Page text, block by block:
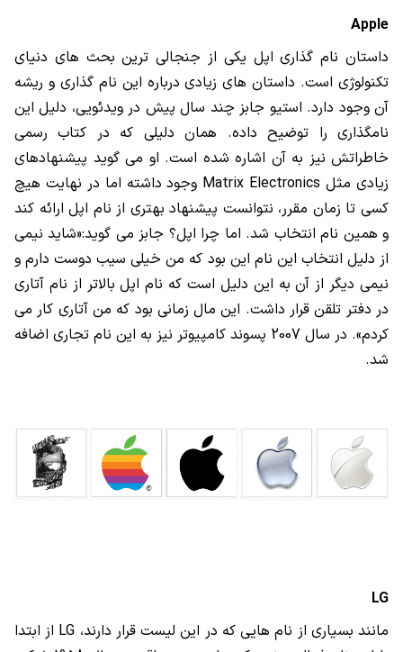
Apple
داستان نام گذاری اپل یکی از جنجالی ترین بحث های دنیای
تکنولوژی است. داستان های زیادی درباره این نام گذاری و ریشه
آن وجود دارد. استیو جابز چند سال پیش در ویدئویی، دلیل این
نامگذاری را توضیح داده. همان دلیلی که در کتاب رسمی
خاطراتش نیز به آن اشاره شده است. او می گوید پیشنهادهای
زیادی مثل Matrix Electronics وجود داشته اما در نهایت هیچ
کسی تا زمان مقرر، نتوانست پیشنهاد بهتری از نام اپل ارائه کند
و همین نام انتخاب شد. اما چرا اپل؟ جابز می گوید:«شاید نیمی
از دلیل انتخاب این نام این بود که من خیلی سیب دوست دارم و
نیمی دیگر از آن به این دلیل است که نام اپل بالاتر از نام آتاری
در دفتر تلقن قرار داشت. این مال زمانی بود که من آتاری کار می
کردم». در سال 2007 پسوند کامپیوتر نیز به این نام تجاری اضافه
شد.
LG
مانند بسیاری از نام هایی که در این لیست قرار دارند، LG از ابتدا